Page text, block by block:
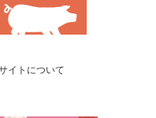
イトについて